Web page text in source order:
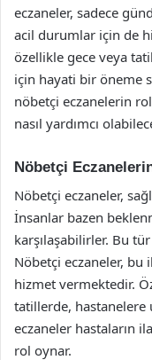
eczaneler, sadece
acil durumlar için de
özellikle gece veya
için hayati bir öneme
nöbetçi eczanelerin
nasıl yardımcı
Nöbetçi
Nöbetçi eczaneler,
İnsanlar bazen
karşılaşabilirler. Bu
Nöbetçi eczaneler, bu
hizmet vermektedir.
tatillerde, hastanelere
eczaneler hastaların
rol oynar.